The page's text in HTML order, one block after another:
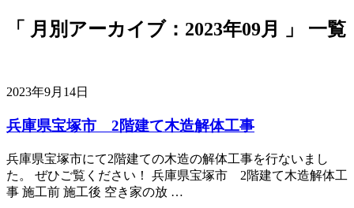
「 月別アーカイブ：2023年09月 」 一覧
2023年9月14日
兵庫県宝塚市 2階建て木造解体工事
兵庫県宝塚市にて2階建ての木造の解体工事を行ないまし
た。 ぜひご覧ください！ 兵庫県宝塚市 2階建て木造解体工
事 施工前 施工後 空き家の放 …